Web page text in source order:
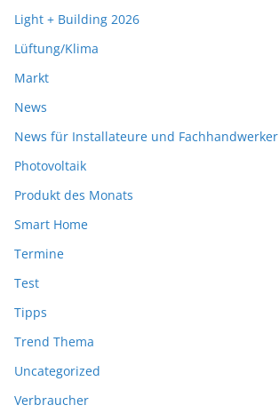
Light + Building 2026
Lüftung/Klima
Markt
News
News für Installateure und Fachhandwerker
Photovoltaik
Produkt des Monats
Smart Home
Termine
Test
Tipps
Trend Thema
Uncategorized
Verbraucher